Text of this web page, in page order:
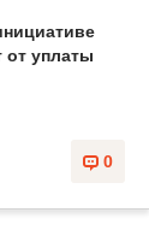
от уплаты
0